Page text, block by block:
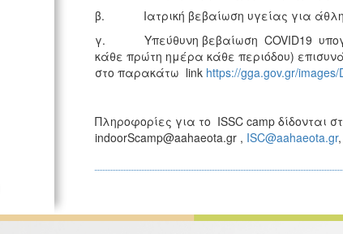
β. Ιατρική βεβαίωση υγείας για
γ. Υπεύθυνη βεβαίωση COVID19
κάθε πρώτη ημέρα κάθε περιόδου)
στο παρακάτω link https://gga.gov.gr/
Πληροφορίες για το ISSC camp δίδονται
indoorScamp@aahaeota.gr , ISC@aahaeota.gr